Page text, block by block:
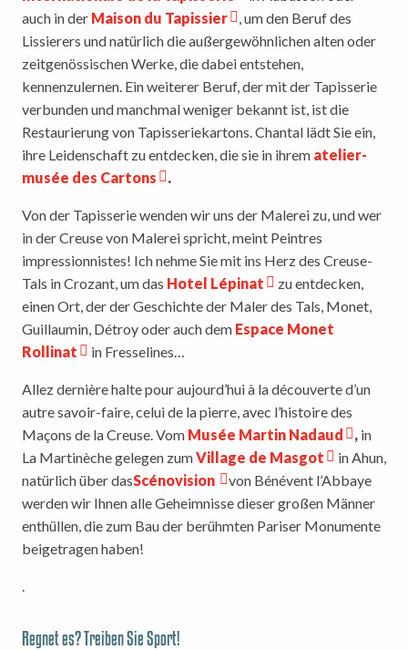
auch in der Maison du Tapissier
, um den Beruf des
Lissierers und natürlich die außergewöhnlichen alten oder
zeitgenössischen Werke, die dabei entstehen,
kennenzulernen. Ein weiterer Beruf, der mit der Tapisserie
verbunden und manchmal weniger bekannt ist, ist die
Restaurierung von Tapisseriekartons. Chantal lädt Sie ein,
ihre Leidenschaft zu entdecken, die sie in ihrem atelier-
musée des Cartons
.
Von der Tapisserie wenden wir uns der Malerei zu, und wer
in der Creuse von Malerei spricht, meint Peintres
impressionnistes! Ich nehme Sie mit ins Herz des Creuse-
Tals in Crozant, um das Hotel Lépinat
zu entdecken,
einen Ort, der der Geschichte der Maler des Tals, Monet,
Guillaumin, Détroy oder auch dem Espace Monet
Rollinat
in Fresselines…
Allez dernière halte pour aujourd’hui à la découverte d’un
autre savoir-faire, celui de la pierre, avec l’histoire des
Maçons de la Creuse. Vom Musée Martin Nadaud , in
La Martinèche gelegen zumVillage de Masgot
in Ahun,
natürlich über dasScénovision
von Bénévent l’Abbaye
werden wir Ihnen alle Geheimnisse dieser großen Männer
enthüllen, die zum Bau der berühmten Pariser Monumente
beigetragen haben!
.
Regnet es? Treiben Sie Sport!